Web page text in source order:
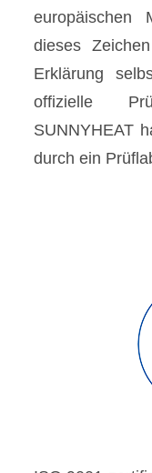
europäischen
dieses
Erklärung
offizielle
SUNNYHEAT
durch ein